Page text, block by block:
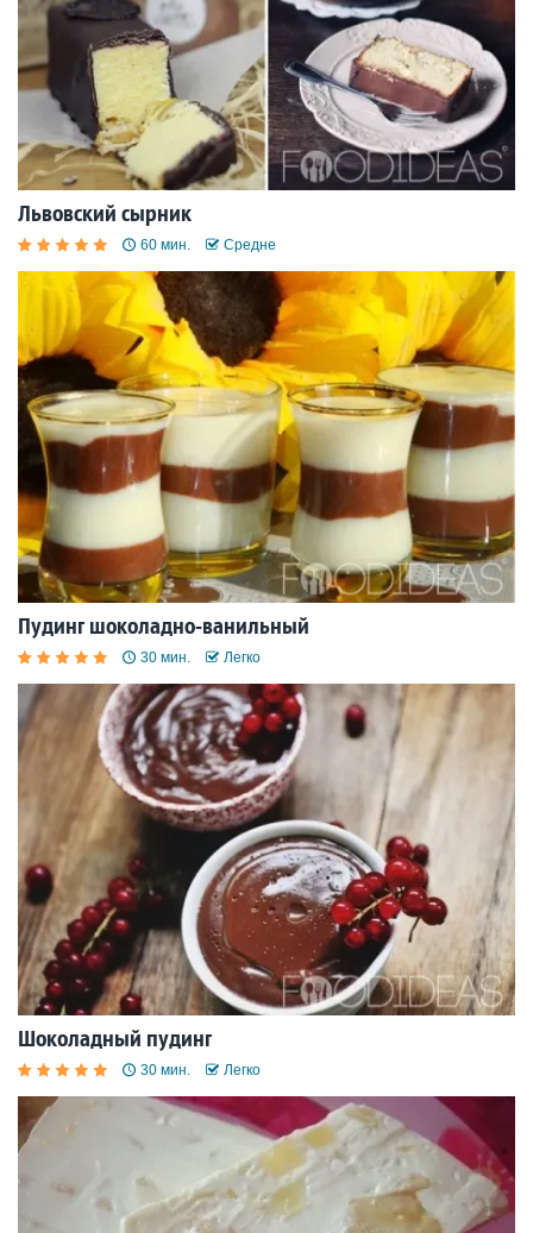
Львовский сырник
60 мин. Средне
Пудинг шоколадно-ванильный
30 мин. Легко
Шоколадный пудинг
30 мин. Легко